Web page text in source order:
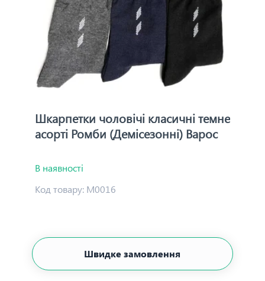
Шкарпетки чоловічі класичні темне
асорті Ромби (Демісезонні) Варос
В наявності
Код товару: М0016
Швидке замовлення